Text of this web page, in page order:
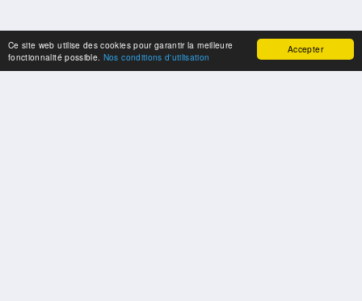
Accepter
Ce site web utilise des cookies pour garantir la meilleure
fonctionnalité possible. Nos conditions d'utilisation